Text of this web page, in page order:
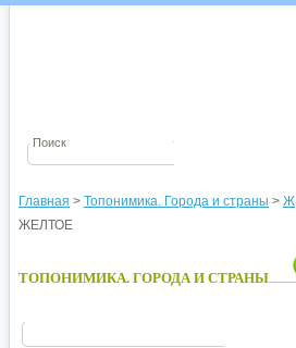
Главная > Топонимика. Города и страны > Ж
ЖЕЛТОЕ
ТОПОНИМИКА. ГОРОДА И СТРАНЫ